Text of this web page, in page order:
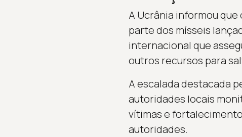
A Ucrânia informou
parte dos mísseis
internacional que
outros recursos para
A escalada destacada
autoridades locais
vítimas e
autoridades.